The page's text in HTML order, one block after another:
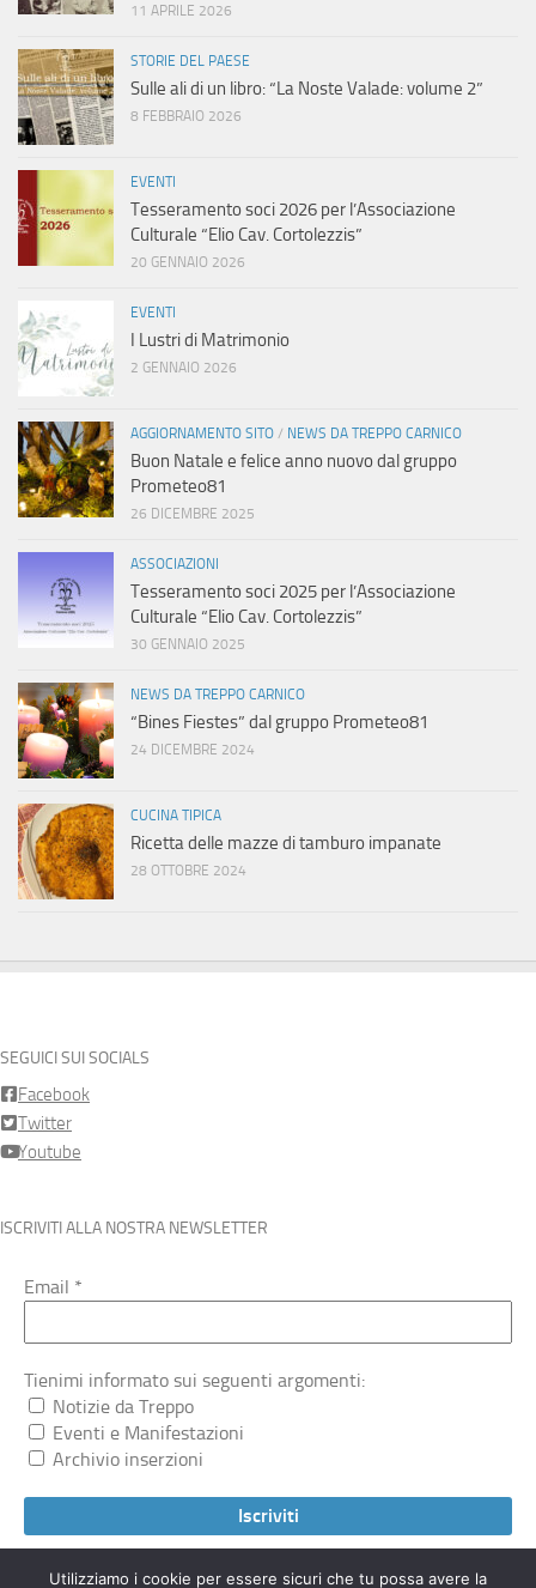
11 APRILE 2026
STORIE DEL PAESE
Sulle ali di un libro: “La Noste Valade: volume 2”
8 FEBBRAIO 2026
EVENTI
Tesseramento soci 2026 per l’Associazione
Culturale “Elio Cav. Cortolezzis”
20 GENNAIO 2026
EVENTI
I Lustri di Matrimonio
2 GENNAIO 2026
AGGIORNAMENTO SITO / NEWS DA TREPPO CARNICO
Buon Natale e felice anno nuovo dal gruppo
Prometeo81
26 DICEMBRE 2025
ASSOCIAZIONI
Tesseramento soci 2025 per l’Associazione
Culturale “Elio Cav. Cortolezzis”
30 GENNAIO 2025
NEWS DA TREPPO CARNICO
“Bines Fiestes” dal gruppo Prometeo81
24 DICEMBRE 2024
CUCINA TIPICA
Ricetta delle mazze di tamburo impanate
28 OTTOBRE 2024
SEGUICI SUI SOCIALS
Facebook
Twitter
Youtube
ISCRIVITI ALLA NOSTRA NEWSLETTER
Email *
Tienimi informato sui seguenti argomenti:
Notizie da Treppo
Eventi e Manifestazioni
Archivio inserzioni
Utilizziamo i cookie per essere sicuri che tu possa avere la